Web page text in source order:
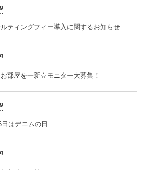
ティングフィー導入に関するお知らせ
部屋を一新☆モニター大募集！
日はデニムの日